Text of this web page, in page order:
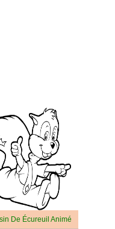
De Écureuil Animé